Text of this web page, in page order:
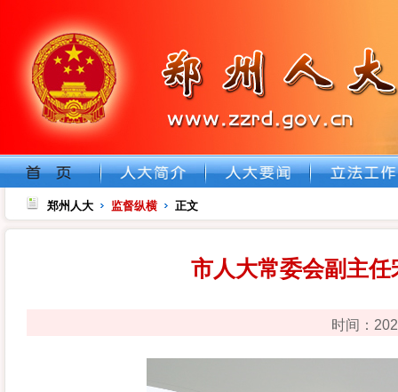
郑州人大 监督纵横 正文
市人大常委会副主
时间：